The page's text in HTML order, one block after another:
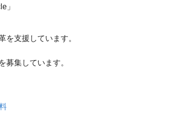
」
を支援しています。
募集しています。